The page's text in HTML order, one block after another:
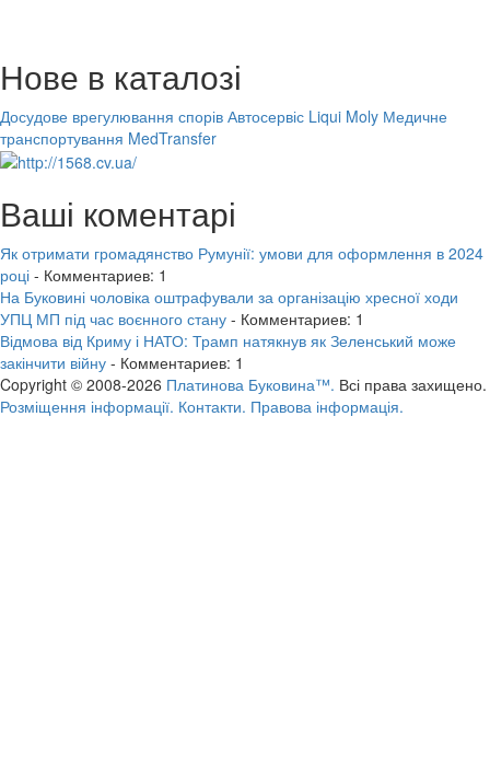
Нове в каталозі
Досудове врегулювання спорів Автосервіс Liqui Moly Медичне
транспортування MedTransfer
Ваші коментарі
Як отримати громадянство Румунії: умови для оформлення в 2024
році - Комментариев: 1
На Буковині чоловіка оштрафували за організацію хресної ходи
УПЦ МП під час воєнного стану - Комментариев: 1
Відмова від Криму і НАТО: Трамп натякнув як Зеленський може
закінчити війну - Комментариев: 1
Copyright © 2008-2026 Платинова Буковина™. Всі права захищено.
Розміщення інформації. Контакти. Правова інформація.